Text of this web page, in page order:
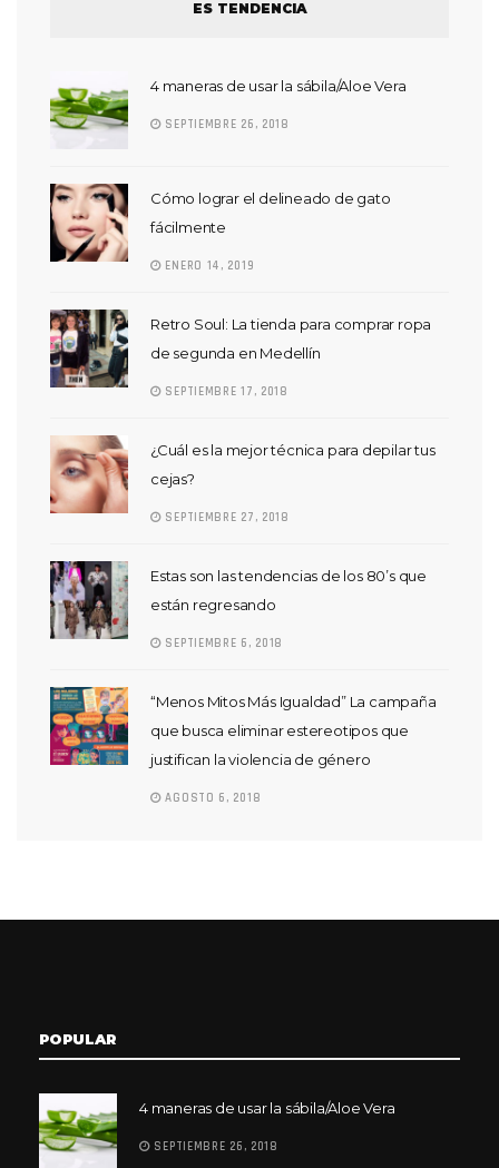
ES TENDENCIA
4 maneras de usar la sábila/Aloe Vera
SEPTIEMBRE 26, 2018
Cómo lograr el delineado de gato
fácilmente
ENERO 14, 2019
Retro Soul: La tienda para comprar ropa
de segunda en Medellín
SEPTIEMBRE 17, 2018
¿Cuál es la mejor técnica para depilar tus
cejas?
SEPTIEMBRE 27, 2018
Estas son las tendencias de los 80’s que
están regresando
SEPTIEMBRE 6, 2018
“Menos Mitos Más Igualdad” La campaña
que busca eliminar estereotipos que
justifican la violencia de género
AGOSTO 6, 2018
POPULAR
4 maneras de usar la sábila/Aloe Vera
SEPTIEMBRE 26, 2018